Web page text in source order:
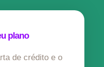
plano
de crédito e o